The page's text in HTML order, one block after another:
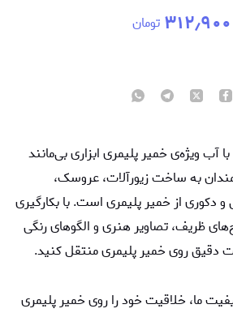
۳۱۲٫۹۰۰ تومان
آب ویژه‌ی خمیر پلیمری ابزاری بی‌مانند
به ساخت زیورآلات، عروسک،
دکوری از خمیر پلیمری است. با بکارگیری
ظریف، تصاویر هنری و الگوهای رنگی
دقیق روی خمیر پلیمری منتقل کنید.
ما، خلاقیت خود را روی خمیر پلیمری